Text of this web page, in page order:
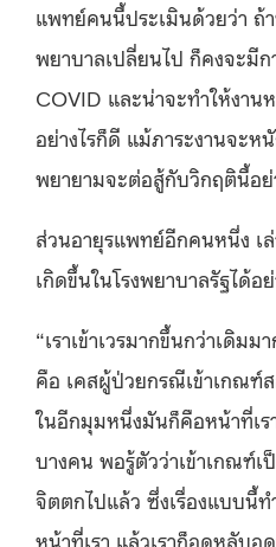
แพทย์คนนี้ประเมินด้วยว่า ถ้
พยาบาลเปลี่ยนไป ก็คงจะมี
COVID และน่าจะทำให้งาน
อย่างไรก็ดี แม้ภาระงานจะ
พยายามจะต่อสู้กับวิกฤตินี้อย่
ส่วนอายุรแพทย์อีกคนหนึ่ง เ
เกิดขึ้นในโรงพยาบาลรัฐได้อ
“เราเข้าเวรมากขึ้นกว่าเดิม
คือ เคสผู้ป่วยกรณีเข้าเกณฑ์
ในอีกมุมหนึ่งมันก็คือหน้าที่เร
บางคน พอรู้ตัวว่าเข้าเกณฑ์เ
จิตตกไปแล้ว ซึ่งเรื่องแบบนี้
หน้าที่เรา แล้วเราก็อดหลับ